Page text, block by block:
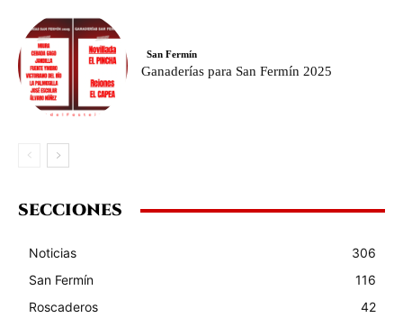
San Fermín
Ganaderías para San Fermín 2025
SECCIONES
Noticias
306
San Fermín
116
Roscaderos
42